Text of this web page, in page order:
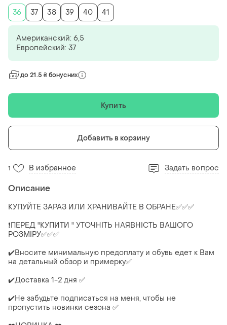
36
37 38 39 40 41
Американский: 6,5
Европейский: 37
до 21.5 ₴ бонусних
Купить
Добавить в корзину
1 В избранное Задать вопрос
Описание
КУПУЙТЕ ЗАРАЗ ИЛИ ХРАНИВАЙТЕ В ОБРАНЕ✅✅✅
❗ПЕРЕД "КУПИТИ " УТОЧНІТЬ НАЯВНІСТЬ ВАШОГО
РОЗМІРУ✅✅✅
✔️Вносите минимальную предоплату и обувь едет к Вам
на детальный обзор и примерку✅
✔️Доставка 1-2 дня ✅
✔️Не забудьте подписаться на меня, чтобы не
пропустить новинки сезона ✅